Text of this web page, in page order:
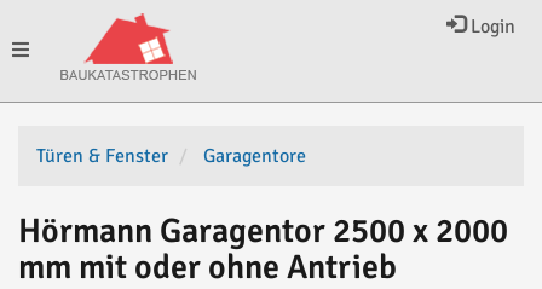
Login
Toggle
navigation
Türen & Fenster Garagentore
Hörmann Garagentor 2500 x 2000
mm mit oder ohne Antrieb